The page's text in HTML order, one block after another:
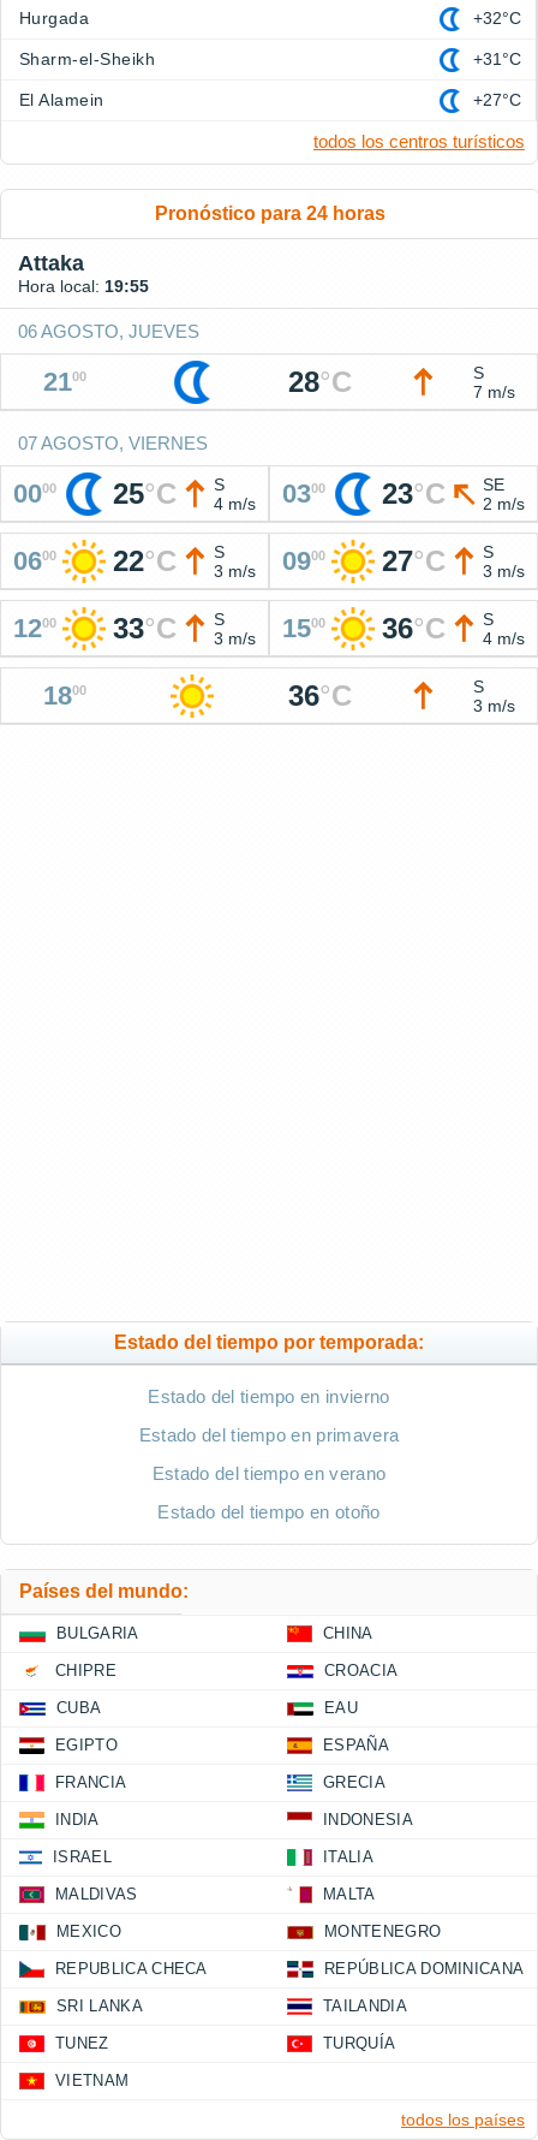
Hurgada +32°C
Sharm-el-Sheikh +31°C
El Alamein +27°C
todos los centros turísticos
Pronóstico para 24 horas
Attaka
Hora local: 19:55
06 AGOSTO, JUEVES
2100 28°C
S
7 m/s
07 AGOSTO, VIERNES
0000 25°C
S
4 m/s
0300 23°C
SE
2 m/s
0600 22°C
S
3 m/s
0900 27°C
S
3 m/s
1200 33°C
S
3 m/s
1500 36°C
S
4 m/s
1800 36°C
S
3 m/s
Estado del tiempo por temporada:
Estado del tiempo en invierno
Estado del tiempo en primavera
Estado del tiempo en verano
Estado del tiempo en otoño
Países del mundo:
BULGARIA CHINA
CHIPRE CROACIA
CUBA EAU
EGIPTO ESPAÑA
FRANCIA GRECIA
INDIA INDONESIA
ISRAEL ITALIA
MALDIVAS MALTA
MEXICO MONTENEGRO
REPUBLICA CHECA REPÚBLICA DOMINICANA
SRI LANKA TAILANDIA
TUNEZ TURQUÍA
VIETNAM
todos los países